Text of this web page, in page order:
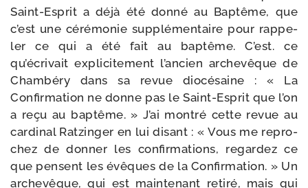
Saint-​Esprit a déjà été don­né au Baptême, que
c’est une céré­mo­nie sup­plé­men­taire pour rap­pe­
ler ce qui a été fait au bap­tême. C’est. ce
qu’écrivait expli­ci­te­ment l’ancien arche­vêque de
Chambéry dans sa revue dio­cé­saine : « La
Confirmation ne donne pas le Saint-​Esprit que l’on
a reçu au bap­tême. » J’ai mon­tré cette revue au
car­di­nal Ratzinger en lui disant : « Vous me repro­
chez de don­ner les confir­ma­tions, regar­dez ce
que pensent les évêques de la Confirmation. » Un
arche­vêque, qui est main­te­nant reti­ré, mais qui